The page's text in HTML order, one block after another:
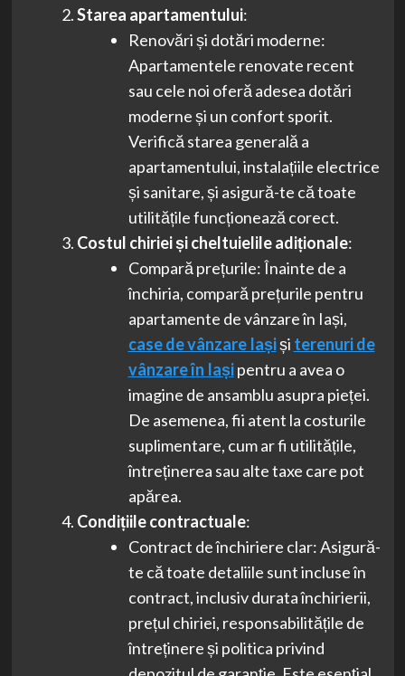
Starea apartamentului:
Renovări și dotări moderne:
Apartamentele renovate recent
sau cele noi oferă adesea dotări
moderne și un confort sporit.
Verifică starea generală a
apartamentului, instalațiile electrice
și sanitare, și asigură-te că toate
utilitățile funcționează corect.
Costul chiriei și cheltuielile adiționale:
Compară prețurile: Înainte de a
închiria, compară prețurile pentru
apartamente de vânzare în Iași,
case de vânzare Iașiși terenuri de
vânzare în Iașipentru a avea o
imagine de ansamblu asupra pieței.
De asemenea, fii atent la costurile
suplimentare, cum ar fi utilitățile,
întreținerea sau alte taxe care pot
apărea.
Condițiile contractuale:
Contract de închiriere clar: Asigură-
te că toate detaliile sunt incluse în
contract, inclusiv durata închirierii,
prețul chiriei, responsabilitățile de
întreținere și politica privind